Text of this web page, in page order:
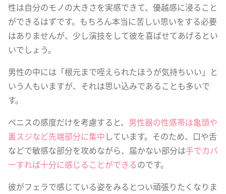
性は自分のモノの大きさを実感できて、優越感に浸ること
ができるはずです。もちろん本当に苦しい思いをする必要
はありませんが、少し演技をして彼を喜ばせてあげるとい
いでしょう。
男性の中には「根元まで咥えられたほうが気持ちいい」と
いう人もいますが、それは思い込みであることも多いで
す。
ペニスの感度だけを考慮すると、 男性器の性感帯は亀頭や
裏スジなど先端部分に集中しています。そのため、口や舌
などで敏感な部分を攻めながら、届かない部分は手でカバ
ーすれば十分に感じることができるのです。
彼がフェラで感じている姿をみるとつい頑張りたくなりま